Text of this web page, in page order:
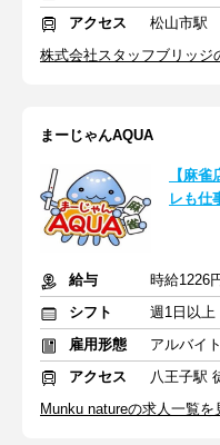
アクセス
松山市駅
株式会社スタッフブリッジ
まーじゃんAQUA
【麻
レも仕
給与
時給1226
シフト
雇用形態
アルバイ
アクセス
八王子駅
Munku natureの求人一覧を